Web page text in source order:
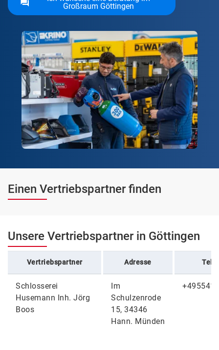
Großraum Göttingen
Einen Vertriebspartner finden
Unsere Vertriebspartner in Göttingen
Vertriebspartner Adresse
Schlosserei
Husemann Inh. Jörg
Boos
Im
Schulzenrode
15, 34346
Hann. Münden